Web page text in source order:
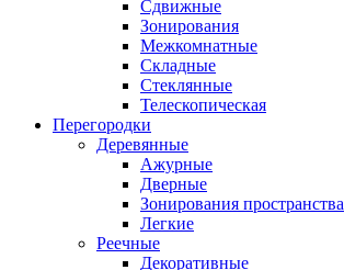
Сдвижные
Зонирования
Межкомнатные
Складные
Стеклянные
Телескопическая
Перегородки
Деревянные
Ажурные
Дверные
Зонирования пространства
Легкие
Реечные
Декоративные